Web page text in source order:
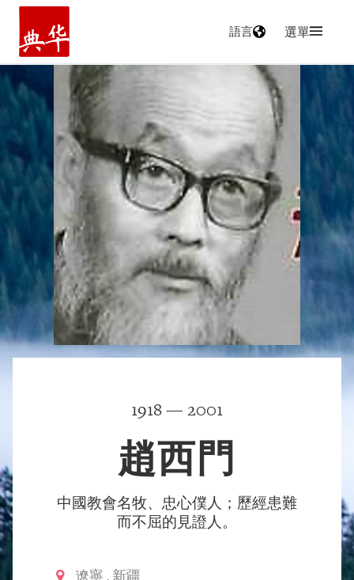
主頁
語言 選單
1918 — 2001
趙西門
中國教會名牧、忠心僕人；歷經患難
而不屈的見證人。
遼寧 , 新疆